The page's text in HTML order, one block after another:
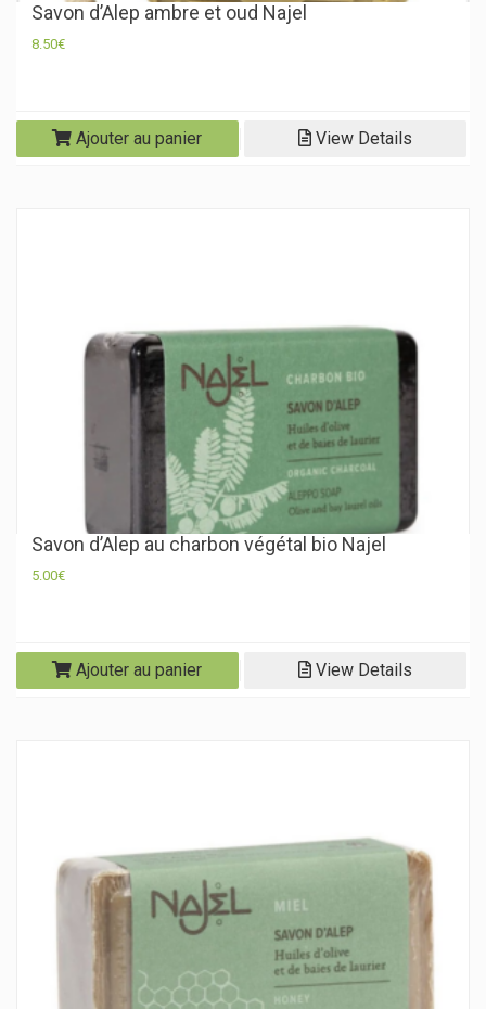
Savon d’Alep ambre et oud Najel
8.50€
Ajouter au panier View Details
Savon d’Alep au charbon végétal bio Najel
5.00€
Ajouter au panier View Details